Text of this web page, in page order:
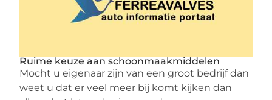
Ruime keuze aan schoonmaakmiddelen
Mocht u eigenaar zijn van een groot bedrijf dan
weet u dat er veel meer bij komt kijken dan